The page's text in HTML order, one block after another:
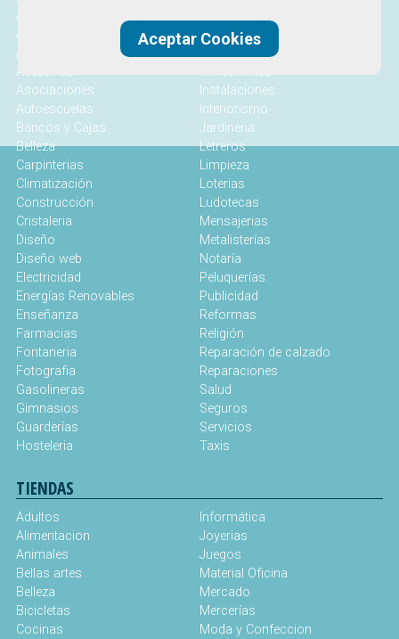
Alojamiento
Alquiler
Anticuarios
Asesorias
Asociaciones
Autoescuelas
Bancos y Cajas
Belleza
Carpinterias
Climatización
Construcción
Cristaleria
Diseño
Diseño web
Electricidad
Energías Renovables
Enseñanza
Farmacias
Fontaneria
Fotografia
Gasolineras
Gimnasios
Guarderías
Hosteleria
Infantil
Inmobiliarias
Instalaciones
Interiorismo
Jardineria
Letreros
Limpieza
Loterias
Ludotecas
Mensajerias
Metalisterías
Notaría
Peluquerías
Publicidad
Reformas
Religión
Reparación de calzado
Reparaciones
Salud
Seguros
Servicios
Taxis
TIENDAS
Adultos
Alimentacion
Animales
Bellas artes
Belleza
Bicicletas
Cocinas
Informática
Joyerias
Juegos
Material Oficina
Mercado
Mercerías
Moda y Confeccion
Aceptar Cookies